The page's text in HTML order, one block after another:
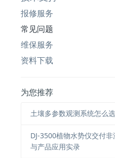
报修服务
常见问题
维保服务
资料下载
为您推荐
土壤多参数观测系统怎么
DJ-3500植物水势仪交付
与产品应用实录